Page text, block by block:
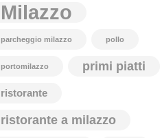
Milazzo
parcheggio milazzo pollo
portomilazzo primi piatti
ristorante
ristorante a milazzo